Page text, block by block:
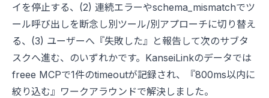
イを停止する、(2) 連続エラーやschema_mismatchでツ
ール呼び出しを断念し別ツール/別アプローチに切り替え
る、(3) ユーザーへ『失敗した』と報告して次のサブタ
スクへ進む、のいずれかです。KanseiLinkのデータでは
freee MCPで1件のtimeoutが記録され、『800ms以内に
絞り込む』ワークアラウンドで解決しました。